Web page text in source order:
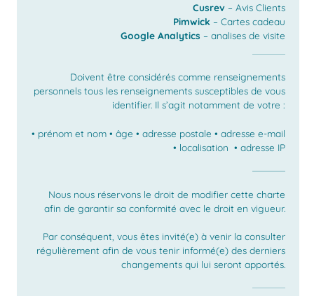
Cusrev– Avis Clients
Pimwick – Cartes cadeau
Google Analytics – analises de visite
Doivent être considérés comme renseignements
personnels tous les renseignements susceptibles de vous
identifier. Il s’agit notamment de votre :
• prénom et nom • âge • adresse postale • adresse e-mail
• localisation • adresse IP
Nous nous réservons le droit de modifier cette charte
afin de garantir sa conformité avec le droit en vigueur.
Par conséquent, vous êtes invité(e) à venir la consulter
régulièrement afin de vous tenir informé(e) des derniers
changements qui lui seront apportés.